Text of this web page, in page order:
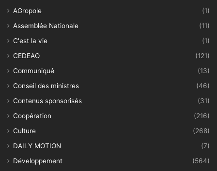
AGropole
(1)
Assemblée Nationale
(11)
C'est la vie
(1)
CEDEAO
(121)
Communiqué
(13)
Conseil des ministres
(46)
Contenus sponsorisés
(31)
Coopération
(216)
Culture
(268)
DAILY MOTION
(7)
Développement
(564)